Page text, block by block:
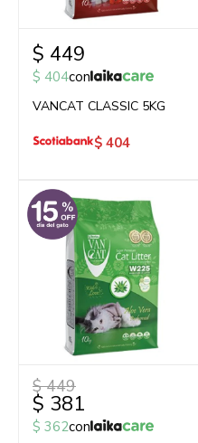
$ 449
$ 404con
VANCAT CLASSIC 5KG
$ 404
$ 381
$ 449
$ 362con